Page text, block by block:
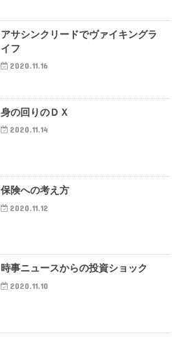
アサシンクリードでヴァイキングラ
イフ
2020.11.16
身の回りのＤＸ
2020.11.14
保険への考え方
2020.11.12
時事ニュースからの投資ショック
2020.11.10